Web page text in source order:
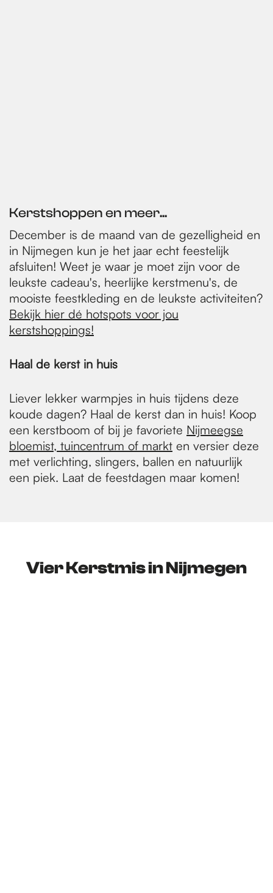
Kerstshoppen en meer...
December is de maand van de gezelligheid en
in Nijmegen kun je het jaar echt feestelijk
afsluiten! Weet je waar je moet zijn voor de
leukste cadeau's, heerlijke kerstmenu's, de
mooiste feestkleding en de leukste activiteiten?
Bekijk hier dé hotspots voor jou
kerstshoppings!
Haal de kerst in huis
Liever lekker warmpjes in huis tijdens deze
koude dagen? Haal de kerst dan in huis! Koop
een kerstboom of bij je favoriete Nijmeegse
bloemist, tuincentrum of markt en versier deze
met verlichting, slingers, ballen en natuurlijk
een piek. Laat de feestdagen maar komen!
Vier Kerstmis in Nijmegen